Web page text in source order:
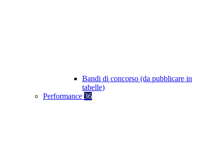
Bandi di concorso (da pubblicare in
tabelle)
Performance 36